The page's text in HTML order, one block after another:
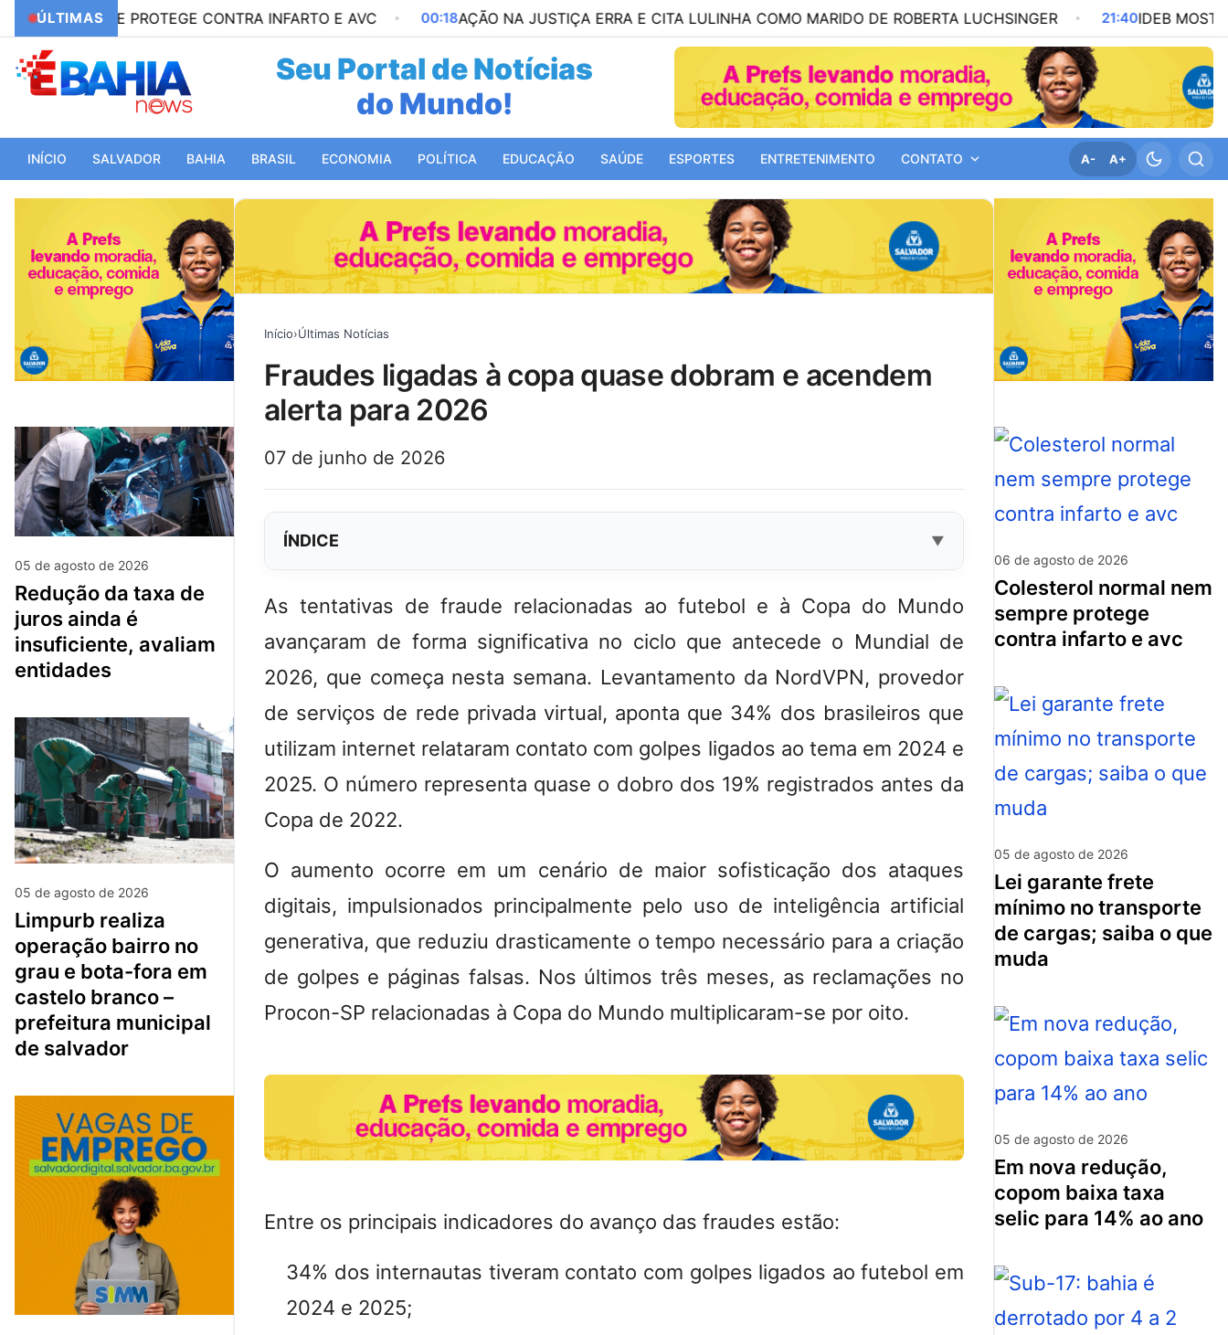
ÚLTIMAS
PROTEGE CONTRA INFARTO E AVC 00:18 AÇÃO NA JUSTIÇA ERRA E CITA LULINHA COMO MARIDO DE ROBERTA LUCHSINGER 21:40 IDEB MOSTRA
Seu Portal de Notícias
do Mundo!
INÍCIO SALVADOR BAHIA BRASIL ECONOMIA POLÍTICA EDUCAÇÃO SAÚDE ESPORTES ENTRETENIMENTO CONTATO A- A+
05 de agosto de 2026
redução da taxa de
juros ainda é
insuficiente, avaliam
entidades
05 de agosto de 2026
limpurb realiza
operação bairro no
grau e bota-fora em
castelo branco –
prefeitura municipal
de salvador
Início›Últimas Notícias
fraudes ligadas à copa quase dobram e acendem
alerta para 2026
07 de junho de 2026
ÍNDICE
As tentativas de fraude relacionadas ao futebol e à Copa do Mundo
avançaram de forma significativa no ciclo que antecede o Mundial de
2026, que começa nesta semana. Levantamento da NordVPN, provedor
de serviços de rede privada virtual, aponta que 34% dos brasileiros que
utilizam internet relataram contato com golpes ligados ao tema em 2024 e
2025. O número representa quase o dobro dos 19% registrados antes da
Copa de 2022.
O aumento ocorre em um cenário de maior sofisticação dos ataques
digitais, impulsionados principalmente pelo uso de inteligência artificial
generativa, que reduziu drasticamente o tempo necessário para a criação
de golpes e páginas falsas. Nos últimos três meses, as reclamações no
Procon-SP relacionadas à Copa do Mundo multiplicaram-se por oito.
Entre os principais indicadores do avanço das fraudes estão:
34% dos internautas tiveram contato com golpes ligados ao futebol em
2024 e 2025;
06 de agosto de 2026
colesterol normal nem
sempre protege
contra infarto e avc
05 de agosto de 2026
lei garante frete
mínimo no transporte
de cargas; saiba o que
muda
05 de agosto de 2026
em nova redução,
copom baixa taxa
selic para 14% ao ano